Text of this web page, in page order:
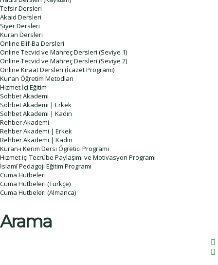
Tefsir Dersleri
Akaid Dersleri
Siyer Dersleri
Kuran Dersleri
Online Elif-Ba Dersleri
Online Tecvid ve Mahreç Dersleri (Seviye 1)
Online Tecvid ve Mahreç Dersleri (Seviye 2)
Online Kıraat Dersleri (İcazet Programı)
Kur’an Öğretim Metodları
Hizmet İçi Eğitim
Sohbet Akademi
Sohbet Akademi | Erkek
Sohbet Akademi | Kadın
Rehber Akademi
Rehber Akademi | Erkek
Rehber Akademi | Kadın
Kuran-ı Kerim Dersi Ögretici Programı
Hizmet içi Tecrübe Paylaşımı ve Motivasyon Programı
İslamî Pedagoji Eğitim Programı
Cuma Hutbeleri
Cuma Hutbeleri (Türkçe)
Cuma Hutbeleri (Almanca)
Arama